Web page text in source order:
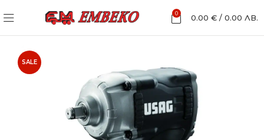
0 0.00 € / 0.00 ЛВ.
SALE